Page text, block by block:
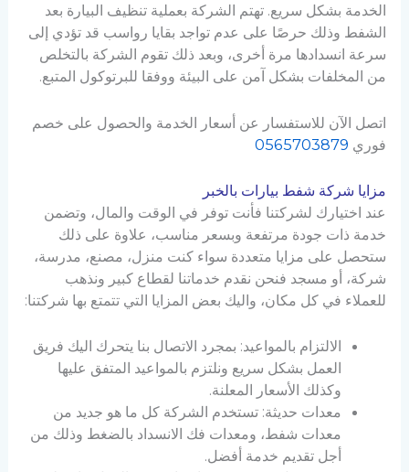
الخدمة بشكل سريع. تهتم الشركة بعملية تنظيف البيارة بعد
الشفط وذلك حرصًا على عدم تواجد بقايا رواسب قد تؤدي إلى
سرعة انسدادها مرة أخرى، وبعد ذلك تقوم الشركة بالتخلص
من المخلفات بشكل آمن على البيئة ووفقا للبرتوكول المتبع.
اتصل الآن للاستفسار عن أسعار الخدمة والحصول على خصم
فوري 0565703879
مزايا شركة شفط بيارات بالخبر
عند اختيارك لشركتنا فأنت توفر في الوقت والمال، وتضمن
خدمة ذات جودة مرتفعة وبسعر مناسب، علاوة على ذلك
ستحصل على مزايا متعددة سواء كنت منزل، مصنع، مدرسة،
شركة، أو مسجد فنحن نقدم خدماتنا لقطاع كبير ونذهب
للعملاء في كل مكان، واليك بعض المزايا التي تتمتع بها شركتنا:
الالتزام بالمواعيد: بمجرد الاتصال بنا يتحرك اليك فريق
العمل بشكل سريع ونلتزم بالمواعيد المتفق عليها
وكذلك الأسعار المعلنة.
معدات حديثة: تستخدم الشركة كل ما هو جديد من
معدات شفط، ومعدات فك الانسداد بالضغط وذلك من
أجل تقديم خدمة أفضل.